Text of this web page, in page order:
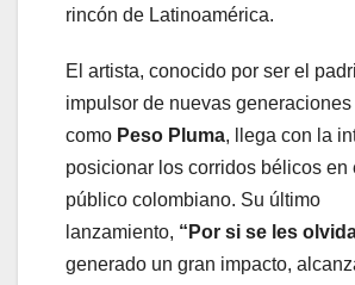
rincón de Latinoamérica.
El artista, conocido por ser el
impulsor de nuevas
como Peso Pluma, llega con la
posicionar los corridos bélicos en
público colombiano. Su último
lanzamiento, “Por si se les
generado un gran impacto,